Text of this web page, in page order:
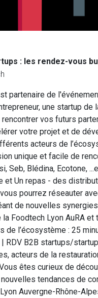
: les rendez-vous
partenaire de
une startup
vos futurs
votre projet et de
acteurs de
unique et facile de
Seb, Blédina, Ecotone,
et Un repas - des
pourrez réseauter
de nouvelles
Foodtech Lyon AuRA
de l’écosystème : 25
RDV B2B startups/
acteurs de la
êtes curieux de
tendances de
Auvergne-Rhône-